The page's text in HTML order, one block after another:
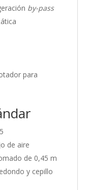
by-pass
para
de aire
de 0,45 m
y cepillo